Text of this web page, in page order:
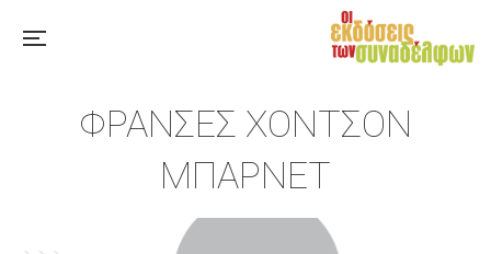
ΦΡΆΝΣΕΣ ΧΌΝΤΣΟΝ
ΜΠΑΡΝΈΤ